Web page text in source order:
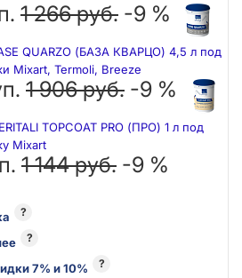
1 266 руб. -9 %
QUARZO (БАЗА КВАРЦО) 4,5 л под
Mixart, Termoli, Breeze
1 906 руб. -9 %
TOPCOAT PRO (ПРО) 1 л под
Mixart
1 144 руб. -9 %
?
?
7% и 10% ?